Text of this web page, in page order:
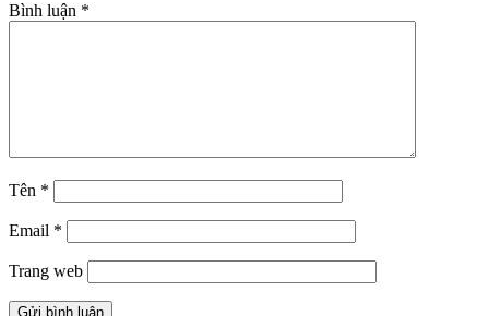
Bình luận *
Tên *
Email *
Trang web